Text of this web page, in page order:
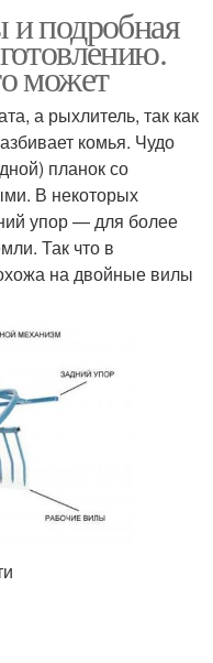
подробная
может
а рыхлитель, так как
комья. Чудо
планок со
В некоторых
упор — для более
Так что в
на двойные вилы